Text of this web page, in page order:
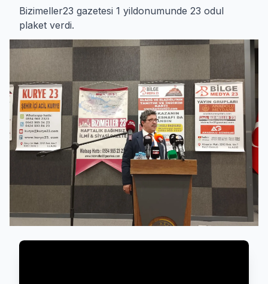
Bizimeller23 gazetesi 1 yildonumunde 23 odul
plaket verdi.